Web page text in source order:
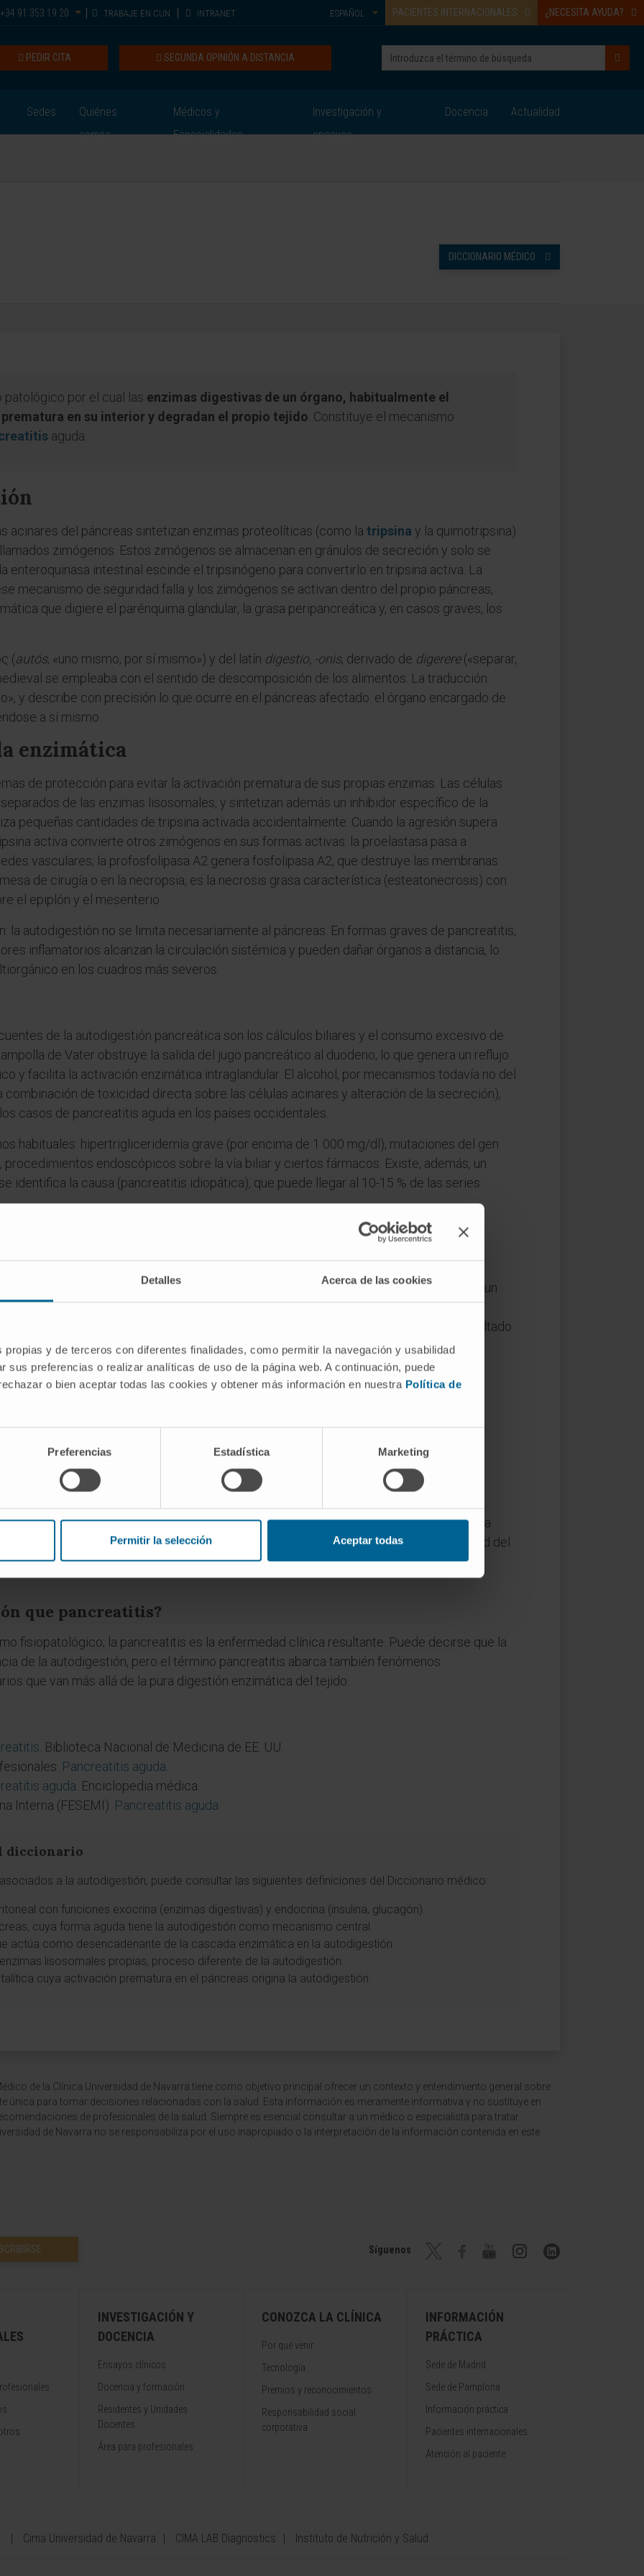
Detalles Acerca de las cookies
propias y de terceros con diferentes finalidades, como permitir la navegación y usabilidad
sus preferencias o realizar analíticas de uso de la página web. A continuación, puede
o bien aceptar todas las cookies y obtener más información en nuestra Política de
Preferencias Estadística Marketing
Permitir la selección Aceptar todas
+34 91 353 19 20 TRABAJE EN CUN INTRANET PACIENTES INTERNACIONALES ¿NECESITA AYUDA?
ESPAÑOL
SEGUNDA OPINIÓN A DISTANCIA
PEDIR CITA
Sedes
Quiénes
somos
Médicos y
Especialidades
Investigación y
ensayos
Docencia Actualidad
DICCIONARIO MÉDICO
patológico por el cual las enzimas digestivas de un órgano, habitualmente el
en su interior y degradan el propio tejido . Constituye el mecanismo
aguda.
acinares del páncreas sintetizan enzimas proteolíticas (como la tripsina y la quimotripsina)
zimógenos. Estos zimógenos se almacenan en gránulos de secreción y solo se
enteroquinasa intestinal escinde el tripsinógeno para convertirlo en tripsina activa. La
mecanismo de seguridad falla y los zimógenos se activan dentro del propio páncreas,
que digiere el parénquima glandular, la grasa peripancreática y, en casos graves, los
(autós, «uno mismo, por sí mismo») y del latín digestio, -onis, derivado de digerere(«separar,
se empleaba con el sentido de descomposición de los alimentos. La traducción
y describe con precisión lo que ocurre en el páncreas afectado: el órgano encargado de
a sí mismo.
enzimática
de protección para evitar la activación prematura de sus propias enzimas. Las células
de las enzimas lisosomales, y sintetizan además un inhibidor específico de la
pequeñas cantidades de tripsina activada accidentalmente. Cuando la agresión supera
activa convierte otros zimógenos en sus formas activas: la proelastasa pasa a
vasculares; la profosfolipasa A2 genera fosfolipasa A2, que destruye las membranas
de cirugía o en la necropsia, es la necrosis grasa característica (esteatonecrosis) con
el epiplón y el mesenterio.
la autodigestión no se limita necesariamente al páncreas. En formas graves de pancreatitis,
inflamatorios alcanzan la circulación sistémica y pueden dañar órganos a distancia, lo
en los cuadros más severos.
de la autodigestión pancreática son los cálculos biliares y el consumo excesivo de
de Vater obstruye la salida del jugo pancreático al duodeno, lo que genera un reflujo
y facilita la activación enzimática intraglandular. El alcohol, por mecanismos todavía no del
de toxicidad directa sobre las células acinares y alteración de la secreción),
casos de pancreatitis aguda en los países occidentales.
habituales: hipertrigliceridemia grave (por encima de 1 000 mg/dl), mutaciones del gen
endoscópicos sobre la vía biliar y ciertos fármacos. Existe, además, un
identifica la causa (pancreatitis idiopática), que puede llegar al 10-15 % de las series
autolisis
lisosomales tras la muerte de la célula; es un fenómeno post mortem universal o un
necrótico. La autodigestión, en cambio, se refiere específicamente a la acción de
las produce, y sucede en vida del paciente como evento patológico activo. El resultado
pero el mecanismo y el contexto clínico son diferentes.
autodigestión?
al páncreas?
es el único órgano que produce enzimas proteolíticas en cantidad suficiente como para
los mecanismos de seguridad. En teoría, las enzimas gástricas podrían dañar la pared del
úlcera péptica), pero la terminología médica reserva «autodigestión» para el contexto
que pancreatitis?
fisiopatológico; la pancreatitis es la enfermedad clínica resultante. Puede decirse que la
de la autodigestión, pero el término pancreatitis abarca también fenómenos
que van más allá de la pura digestión enzimática del tejido.
. Biblioteca Nacional de Medicina de EE. UU.
Pancreatitis aguda
aguda . Enciclopedia médica.
Interna (FESEMI). Pancreatitis aguda
diccionario
a la autodigestión, puede consultar las siguientes definiciones del Diccionario médico:
con funciones exocrina (enzimas digestivas) y endocrina (insulina, glucagón).
cuya forma aguda tiene la autodigestión como mecanismo central.
actúa como desencadenante de la cascada enzimática en la autodigestión.
lisosomales propias, proceso diferente de la autodigestión.
cuya activación prematura en el páncreas origina la autodigestión.
de la Clínica Universidad de Navarra tiene como objetivo principal ofrecer un contexto y entendimiento general sobre
única para tomar decisiones relacionadas con la salud. Esta información es meramente informativa y no sustituye en
de profesionales de la salud. Siempre es esencial consultar a un médico o especialista para tratar
de Navarra no se responsabiliza por el uso inapropiado o la interpretación de la información contenida en este
Síguenos
INVESTIGACIÓN Y
DOCENCIA
Ensayos clínicos
Docencia y formación
Residentes y Unidades
Docentes
Área para profesionales
CONOZCA LA CLÍNICA
Por qué venir
Tecnología
Premios y reconocimientos
Responsabilidad social
corporativa
INFORMACIÓN
PRÁCTICA
Sede de Madrid
Sede de Pamplona
Información práctica
Pacientes internacionales
Atención al paciente
Cima Universidad de Navarra CIMA LAB Diagnostics Instituto de Nutrición y Salud